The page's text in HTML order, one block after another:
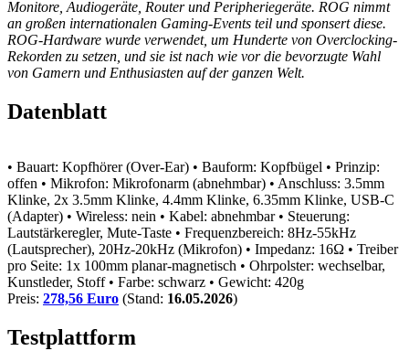
Monitore, Audiogeräte, Router und Peripheriegeräte. ROG nimmt
an großen internationalen Gaming-Events teil und sponsert diese.
ROG-Hardware wurde verwendet, um Hunderte von Overclocking-
Rekorden zu setzen, und sie ist nach wie vor die bevorzugte Wahl
von Gamern und Enthusiasten auf der ganzen Welt.
Datenblatt
• Bauart: Kopfhörer (Over-Ear) • Bauform: Kopfbügel • Prinzip:
offen • Mikrofon: Mikrofonarm (abnehmbar) • Anschluss: 3.5mm
Klinke, 2x 3.5mm Klinke, 4.4mm Klinke, 6.35mm Klinke, USB-C
(Adapter) • Wireless: nein • Kabel: abnehmbar • Steuerung:
Lautstärkeregler, Mute-Taste • Frequenzbereich: 8Hz-55kHz
(Lautsprecher), 20Hz-20kHz (Mikrofon) • Impedanz: 16Ω • Treiber
pro Seite: 1x 100mm planar-magnetisch • Ohrpolster: wechselbar,
Kunstleder, Stoff • Farbe: schwarz • Gewicht: 420g
Preis: 278,56 Euro (Stand: 16.05.2026)
Testplattform